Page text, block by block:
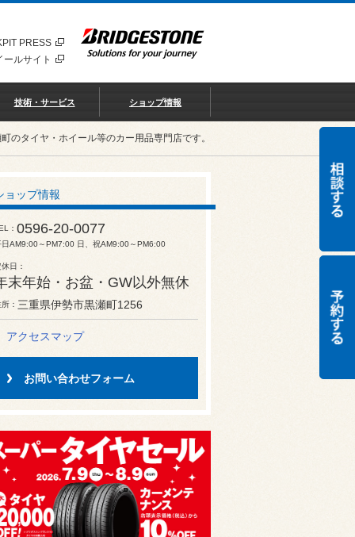
PRESS
ルサイト
技術・サービス ショップ情報
のタイヤ・ホイール等のカー用品専門店です。
ョップ情報
0596-20-0077
日AM9:00～PM7:00 日、祝AM9:00～PM6:00
日
末年始・お盆・GW以外無休
所 三重県伊勢市黒瀬町1256
アクセスマップ
お問い合わせフォーム